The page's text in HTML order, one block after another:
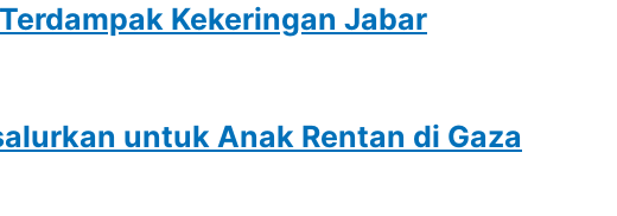
Kekeringan Jabar
untuk Anak Rentan di Gaza